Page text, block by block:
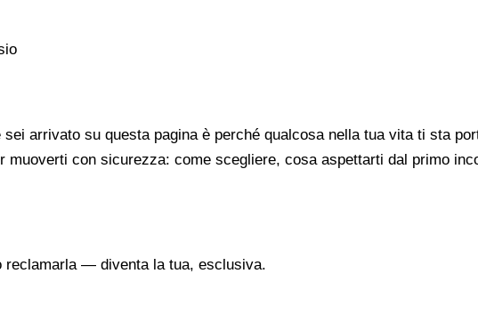
arrivato su questa pagina è perché qualcosa nella tua vita ti sta
con sicurezza: come scegliere, cosa aspettarti dal primo
reclamarla — diventa la tua, esclusiva.